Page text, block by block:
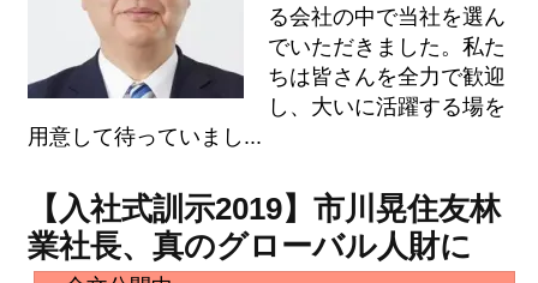
る会社の中で当社を選ん
でいただきました。私た
ちは皆さんを全力で歓迎
し、大いに活躍する場を
用意して待っていまし...
【入社式訓示2019】市川晃住友林
業社長、真のグローバル人財に